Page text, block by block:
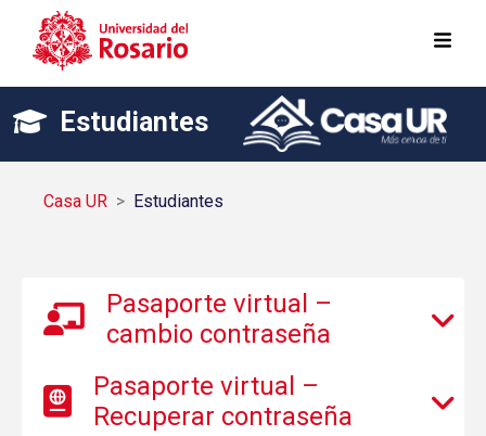
Estudiantes
Casa UR Estudiantes
Pasaporte virtual –
cambio contraseña
Pasaporte virtual –
Recuperar contraseña